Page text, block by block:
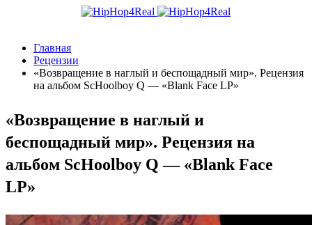
Главная
Рецензии
«Возвращение в наглый и беспощадный мир». Рецензия
на альбом ScHoolboy Q — «Blank Face LP»
«Возвращение в наглый и
беспощадный мир». Рецензия на
альбом ScHoolboy Q — «Blank Face
LP»